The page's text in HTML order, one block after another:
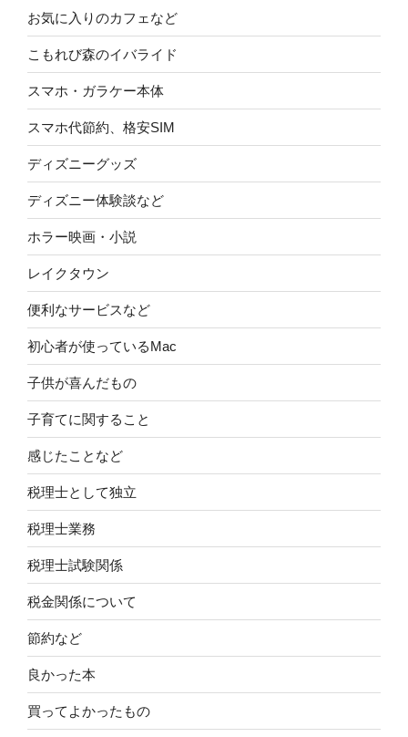
お気に入りのカフェなど
こもれび森のイバライド
スマホ・ガラケー本体
スマホ代節約、格安SIM
ディズニーグッズ
ディズニー体験談など
ホラー映画・小説
レイクタウン
便利なサービスなど
初心者が使っているMac
子供が喜んだもの
子育てに関すること
感じたことなど
税理士として独立
税理士業務
税理士試験関係
税金関係について
節約など
良かった本
買ってよかったもの